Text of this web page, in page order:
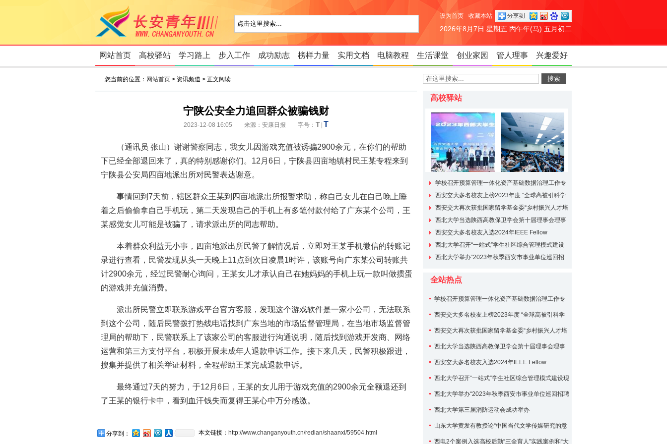
设为首页 收藏本站
2026年8月7日 星期五 丙午年(马) 五月初二
网站首页 高校驿站 学习路上 步入工作 成功励志 榜样力量 实用文档 电脑教程 生活课堂 创业家园 管人理事 兴趣爱好
您当前的位置： 网站首页 > 资讯频道 > 正文阅读
宁陕公安全力追回群众被骗钱财
2023-12-08 16:05 来源：安康日报 字号： T T
（通讯员 张山）谢谢警察同志，我女儿因游戏充值被诱骗2900余元，在你们的帮助
下已经全部退回来了，真的特别感谢你们。12月6日，宁陕县四亩地镇村民王某专程来到
宁陕县公安局四亩地派出所对民警表达谢意。
事情回到7天前，辖区群众王某到四亩地派出所报警求助，称自己女儿在自己晚上睡
着之后偷偷拿自己手机玩，第二天发现自己的手机上有多笔付款付给了广东某个公司，王
某感觉女儿可能是被骗了，请求派出所的同志帮助。
本着群众利益无小事，四亩地派出所民警了解情况后，立即对王某手机微信的转账记
录进行查看，民警发现从头一天晚上11点到次日凌晨1时许，该账号向广东某公司转账共
计2900余元，经过民警耐心询问，王某女儿才承认自己在她妈妈的手机上玩一款叫做掼蛋
的游戏并充值消费。
派出所民警立即联系游戏平台官方客服，发现这个游戏软件是一家小公司，无法联系
到这个公司，随后民警拨打热线电话找到广东当地的市场监督管理局，在当地市场监督管
理局的帮助下，民警联系上了该家公司的客服进行沟通说明，随后找到游戏开发商、网络
运营和第三方支付平台，积极开展未成年人退款申诉工作。接下来几天，民警积极跟进，
搜集并提供了相关举证材料，全程帮助王某完成退款申诉。
最终通过7天的努力，于12月6日，王某的女儿用于游戏充值的2900余元全额退还到
了王某的银行卡中，看到血汗钱失而复得王某心中万分感激。
分享到： 本文链接： http://www.changanyouth.cn/redian/shaanxi/59504.html
高校驿站
交大学子在2023西部大
学生信息素养大赛联赛
盐城市2024年引进优秀
青年人才招聘活动在西
学校召开预算管理一体化资产基础数据治理工作专
题会议西安交大多名校友上榜2023年度 “全球高被引科学
家”名单西安交大再次获批国家留学基金委“乡村振兴人才培
养专项”项目
西北大学当选陕西高教保卫学会第十届理事会理事
长单位西安交大多名校友入选2024年IEEE Fellow
西北大学召开“一站式”学生社区综合管理模式建设
现场推进会
西北大学举办“2023年秋季西安市事业单位巡回招
全站热点
学校召开预算管理一体化资产基础数据治理工作专
题会议西安交大多名校友上榜2023年度 “全球高被引科学
家”名单
西安交大再次获批国家留学基金委“乡村振兴人才培
养专项”项目
西北大学当选陕西高教保卫学会第十届理事会理事
长单位西安交大多名校友入选2024年IEEE Fellow
西北大学召开“一站式”学生社区综合管理模式建设现
场推进会
西北大学举办“2023年秋季西安市事业单位巡回招聘
——西北大学专场”活动
西北大学第三届消防运动会成功举办
山东大学黄发有教授论“中国当代文学传媒研究的意
义与方法”
西电2个案例入选高校后勤“三全育人”实践案例和“大